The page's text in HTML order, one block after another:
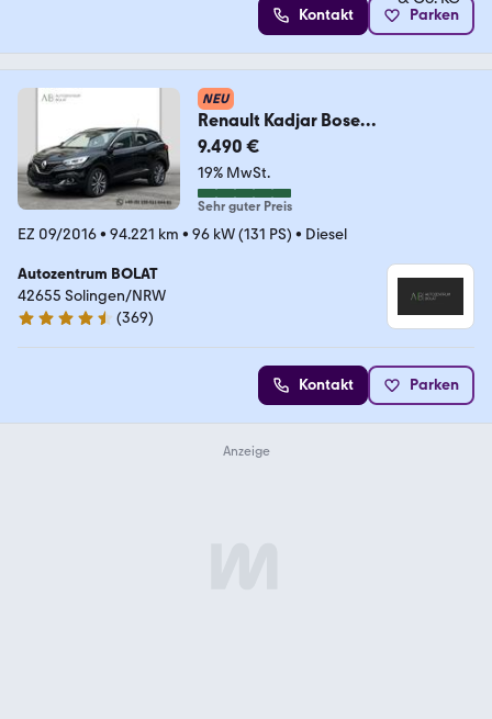
Kontakt Parken
NEU
Renault Kadjar Bose
Edition°NAVI°LED°KLIMA°SHZ°
9.490 €
19% MwSt.
Sehr guter Preis
EZ 09/2016• 94.221 km • 96 kW (131 PS) • Diesel
Autozentrum BOLAT
42655 Solingen/NRW
4.7 Sterne
(369)
Kontakt Parken